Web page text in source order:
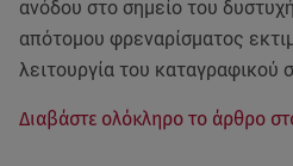
ανόδου στο σημείο του
απότομου φρεναρίσματος
λειτουργία του καταγραφικού
Διαβάστε ολόκληρο το άρθρο